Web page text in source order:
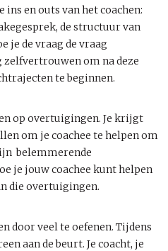
ins en outs van het coachen:
de structuur van
je de vraag de vraag
om na deze
te beginnen.
op overtuigingen. Je krijgt
om je coachee te helpen om
belemmerende
je jouw coachee kunt helpen
die overtuigingen.
door veel te oefenen. Tijdens
aan de beurt. Je coacht, je